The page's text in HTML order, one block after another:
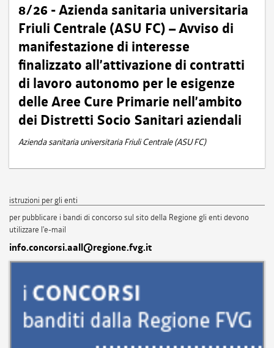
8/26 - Azienda sanitaria universitaria
Friuli Centrale (ASU FC) – Avviso di
manifestazione di interesse
finalizzato all’attivazione di contratti
di lavoro autonomo per le esigenze
delle Aree Cure Primarie nell’ambito
dei Distretti Socio Sanitari aziendali
Azienda sanitaria universitaria Friuli Centrale (ASU FC)
istruzioni per gli enti
per pubblicare i bandi di concorso sul sito della Regione gli enti devono
utilizzare l'e-mail
info.concorsi.aall@regione.fvg.it